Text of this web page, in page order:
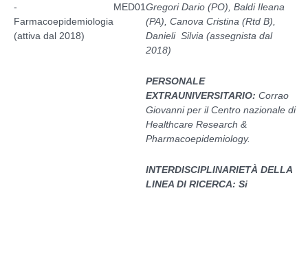
-
Farmacoepidemiologia
(attiva dal 2018)
MED01Gregori Dario (PO), Baldi Ileana
(PA), Canova Cristina (Rtd B),
Danieli Silvia (assegnista dal
2018)
PERSONALE
EXTRAUNIVERSITARIO: Corrao
Giovanni per il Centro nazionale di
Healthcare Research &
Pharmacoepidemiology.
INTERDISCIPLINARIETÀ DELLA
LINEA DI RICERCA: Si